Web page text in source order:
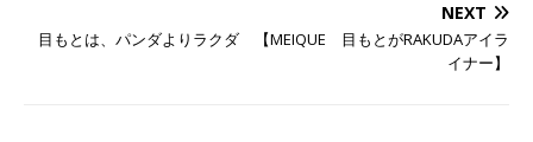
NEXT
目もとは、パンダよりラクダ 【MEIQUE 目もとがRAKUDAアイラ
イナー】